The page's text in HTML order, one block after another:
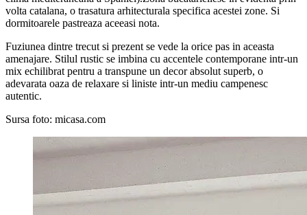
volta catalana, o trasatura arhitecturala specifica acestei zone. Si
dormitoarele pastreaza aceeasi nota.
Fuziunea dintre trecut si prezent se vede la orice pas in aceasta
amenajare. Stilul rustic se imbina cu accentele contemporane intr-un
mix echilibrat pentru a transpune un decor absolut superb, o
adevarata oaza de relaxare si liniste intr-un mediu campenesc
autentic.
Sursa foto: micasa.com